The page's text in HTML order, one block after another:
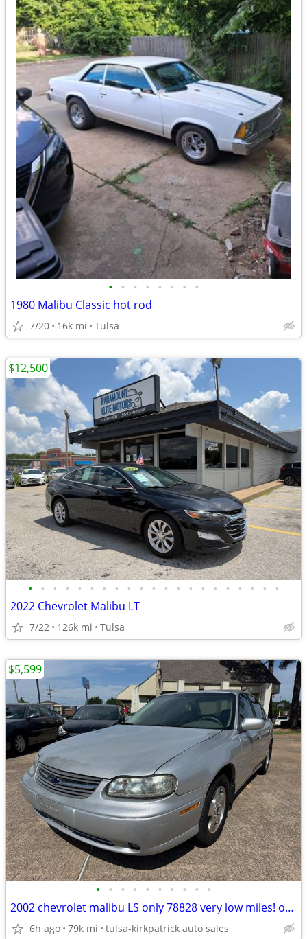
• • • • • • • •
1980 Malibu Classic hot rod
7/20 16k mi Tulsa
• • • • • • • • • • • • • • • • • • • • •
2022 Chevrolet Malibu LT
7/22 126k mi Tulsa
$12,500
• • • • • • • • • •
2002 chevrolet malibu LS only 78828 very low miles! only $5599 cash
6h ago 79k mi tulsa-kirkpatrick auto sales
$5,599